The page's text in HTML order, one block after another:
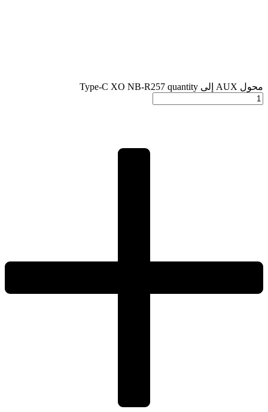
محول AUX إلى Type-C XO NB-R257 quantity